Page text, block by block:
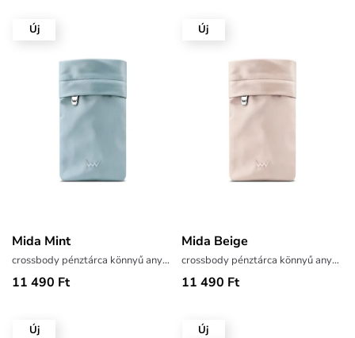
Új
Mida Mint
crossbody pénztárca könnyű anyagból
11 490 Ft
Új
Mida Beige
crossbody pénztárca könnyű anyagból
11 490 Ft
Új
Új